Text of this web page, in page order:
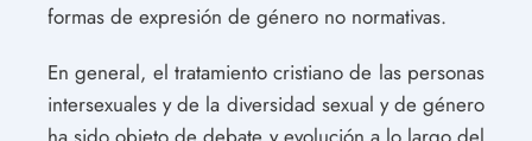
formas de expresión de género no normativas.
En general, el tratamiento cristiano de las personas
intersexuales y de la diversidad sexual y de género